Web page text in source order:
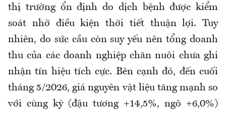
thị trường ổn định do dịch bệnh được kiểm
soát nhờ điều kiện thời tiết thuận lợi. Tuy
nhiên, do sức cầu còn suy yếu nên tổng doanh
thu của các doanh nghiệp chăn nuôi chưa ghi
nhận tín hiệu tích cực. Bên cạnh đó, đến cuối
tháng 5/2026, giá nguyên vật liệu tăng mạnh so
với cùng kỳ (đậu tương +14,5%, ngô +6,0%)